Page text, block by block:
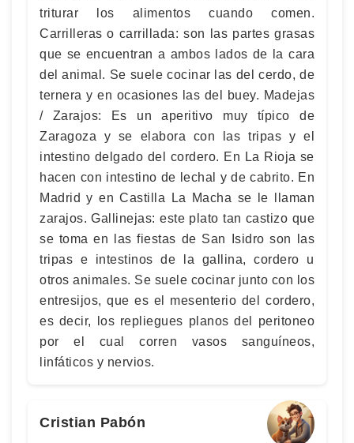
triturar los alimentos cuando comen.
Carrilleras o carrillada: son las partes grasas
que se encuentran a ambos lados de la cara
del animal. Se suele cocinar las del cerdo, de
ternera y en ocasiones las del buey. Madejas
/ Zarajos: Es un aperitivo muy típico de
Zaragoza y se elabora con las tripas y el
intestino delgado del cordero. En La Rioja se
hacen con intestino de lechal y de cabrito. En
Madrid y en Castilla La Macha se le llaman
zarajos. Gallinejas: este plato tan castizo que
se toma en las fiestas de San Isidro son las
tripas e intestinos de la gallina, cordero u
otros animales. Se suele cocinar junto con los
entresijos, que es el mesenterio del cordero,
es decir, los repliegues planos del peritoneo
por el cual corren vasos sanguíneos,
linfáticos y nervios.
Cristian Pabón